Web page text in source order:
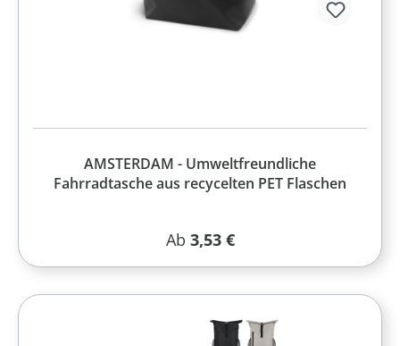
AMSTERDAM - Umweltfreundliche
Fahrradtasche aus recycelten PET Flaschen
Regulärer Preis:
Ab 3,53 €